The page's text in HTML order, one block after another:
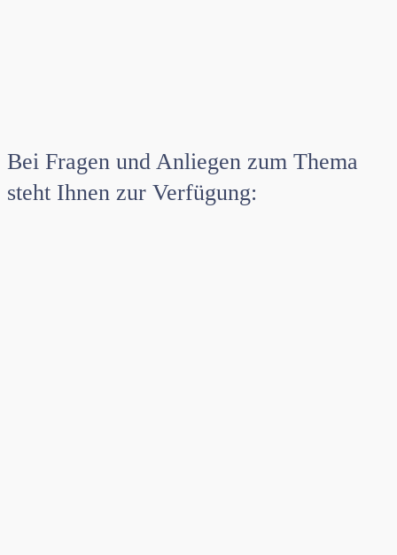
Bei Fragen und Anliegen zum Thema
steht Ihnen zur Verfügung: